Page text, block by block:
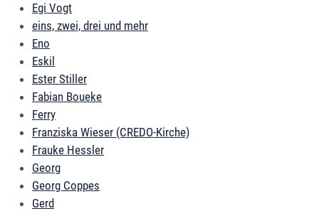
Egi Vogt
eins, zwei, drei und mehr
Eno
Eskil
Ester Stiller
Fabian Boueke
Ferry
Franziska Wieser (CREDO-Kirche)
Frauke Hessler
Georg
Georg Coppes
Gerd